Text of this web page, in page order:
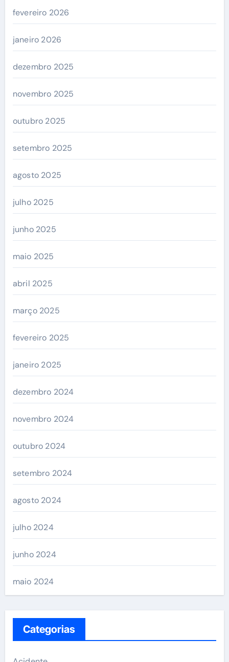
fevereiro 2026
janeiro 2026
dezembro 2025
novembro 2025
outubro 2025
setembro 2025
agosto 2025
julho 2025
junho 2025
maio 2025
abril 2025
março 2025
fevereiro 2025
janeiro 2025
dezembro 2024
novembro 2024
outubro 2024
setembro 2024
agosto 2024
julho 2024
junho 2024
maio 2024
Categorias